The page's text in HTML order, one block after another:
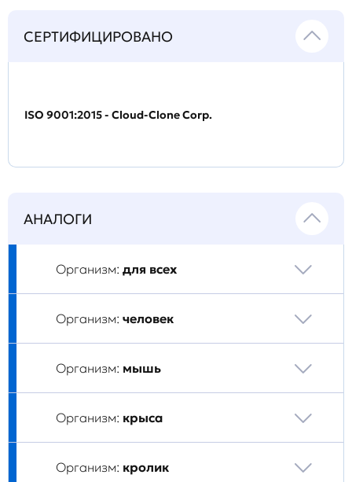
СЕРТИФИЦИРОВАНО
ISO 9001:2015 - Cloud-Clone Corp.
АНАЛОГИ
Организм: для всех
Организм: человек
Организм: мышь
Организм: крыса
Организм: кролик